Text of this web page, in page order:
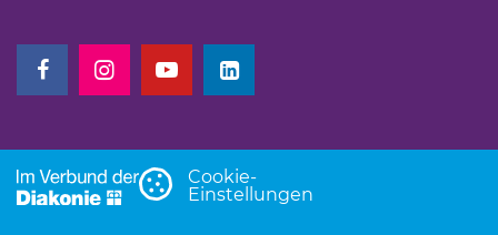
(Link öffnet einen neuen Tab)
(Link öffnet einen neuen Tab)
(Link öffnet einen neuen Tab)
(Link öffnet einen neuen Tab)
Cookie-
Einstellungen